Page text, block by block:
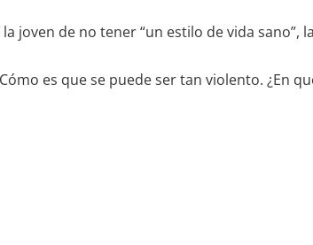
joven de no tener “un estilo de vida sano”,
es que se puede ser tan violento. ¿En